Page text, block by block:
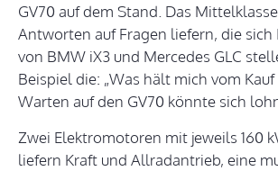
GV70 auf dem Stand. Das
Antworten auf Fragen liefern, die sich
von BMW iX3 und Mercedes GLC
Beispiel die: „Was hält mich vom Kauf
Warten auf den GV70 könnte sich
Zwei Elektromotoren mit jeweils 160
liefern Kraft und Allradantrieb, eine